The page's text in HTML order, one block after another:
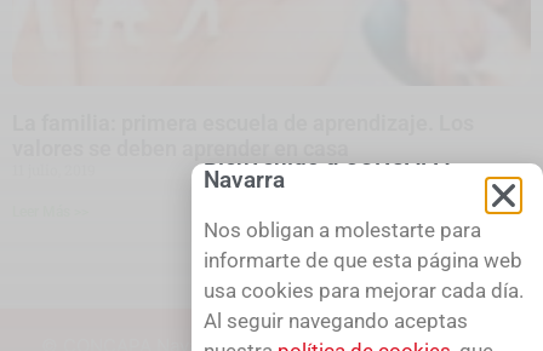
1 2 3 4 5
© CONCAPA Navarra, 2026.- Aviso Legal - Política de
Bienvenido a CONCAPA
Navarra
Nos obligan a molestarte para
informarte de que esta página web
usa cookies para mejorar cada día.
Al seguir navegando aceptas